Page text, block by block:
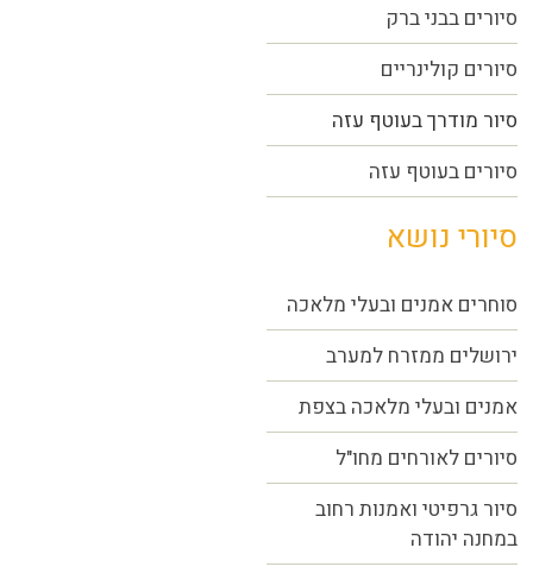
סיורים בבני ברק
סיורים קולינריים
סיור מודרך בעוטף עזה
סיורים בעוטף עזה
סיורי נושא
סוחרים אמנים ובעלי מלאכה
ירושלים ממזרח למערב
אמנים ובעלי מלאכה בצפת
סיורים לאורחים מחו"ל
סיור גרפיטי ואמנות רחוב
במחנה יהודה